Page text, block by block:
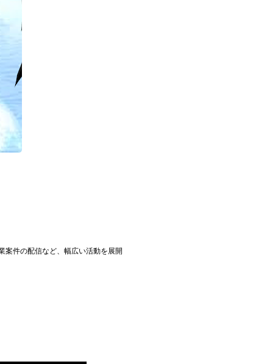
案件の配信など、幅広い活動を展開